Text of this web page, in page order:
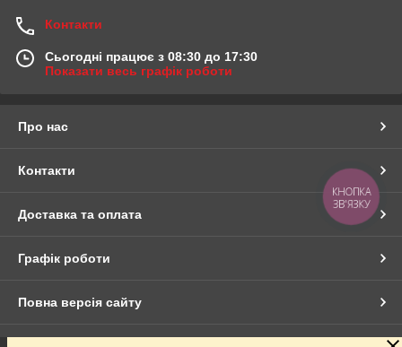
Контакти
Сьогодні працює з 08:30 до 17:30
Показати весь графік роботи
Про нас
Контакти
Доставка та оплата
Графік роботи
Повна версія сайту
КНОПКА
ЗВ'ЯЗКУ